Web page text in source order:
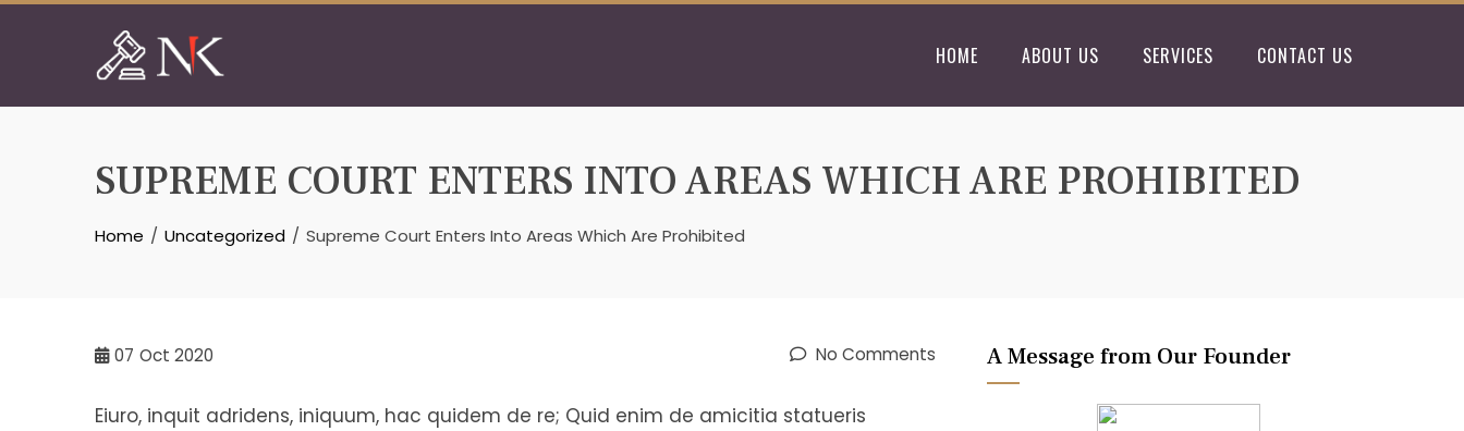
Skip
HOME ABOUT US SERVICES CONTACT US
SUPREME COURT ENTERS INTO AREAS WHICH ARE PROHIBITED
Home Uncategorized Supreme Court Enters Into Areas Which Are Prohibited
07 Oct 2020 No Comments
Eiuro, inquit adridens, iniquum, hac quidem de re; Quid enim de amicitia statueris
A Message from Our Founder